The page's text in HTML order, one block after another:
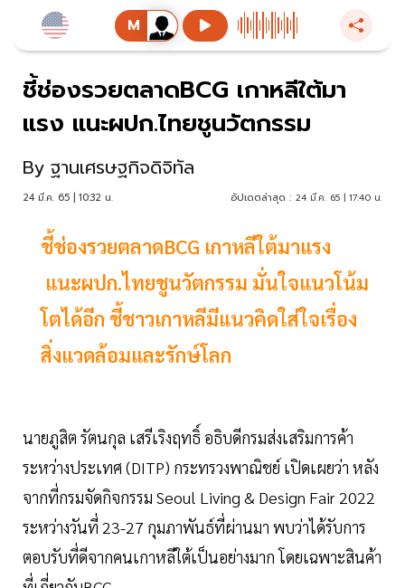
ชี้ช่องรวยตลาดBCG เกาหลีใต้มา
แรง แนะผปก.ไทยชูนวัตกรรม
By ฐานเศรษฐกิจดิจิทัล
24 มี.ค. 65 | 10:32 น. อัปเดตล่าสุด : 24 มี.ค. 65 | 17:40 น.
ชี้ช่องรวยตลาดBCG เกาหลีใต้มาแรง
แนะผปก.ไทยชูนวัตกรรม มั่นใจแนวโน้ม
โตได้อีก ชี้ชาวเกาหลีมีแนวคิดใส่ใจเรื่อง
สิ่งแวดล้อมและรักษ์โลก
นายภูสิต รัตนกุล เสรีเริงฤทธิ์ อธิบดีกรมส่งเสริมการค้า
ระหว่างประเทศ (DITP) กระทรวงพาณิชย์ เปิดเผยว่า หลัง
จากที่กรมจัดกิจกรรม Seoul Living & Design Fair 2022
ระหว่างวันที่ 23-27 กุมภาพันธ์ที่ผ่านมา พบว่าได้รับการ
ตอบรับที่ดีจากคนเกาหลีใต้เป็นอย่างมาก โดยเฉพาะสินค้า